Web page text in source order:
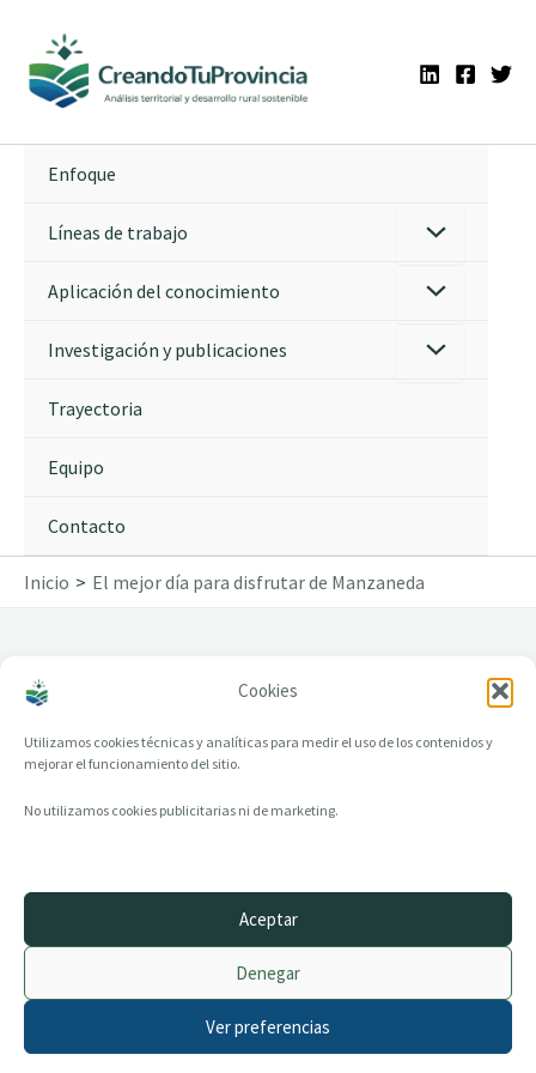
Cookies
Utilizamos cookies técnicas y analíticas para medir el uso de los contenidos y
mejorar el funcionamiento del sitio.
No utilizamos cookies publicitarias ni de marketing.
Aceptar
Denegar
Ver preferencias
contenido
Enfoque
Líneas de trabajo
Aplicación del conocimiento
Investigación y publicaciones
Trayectoria
Equipo
Contacto
Inicio El mejor día para disfrutar de Manzaneda
El mejor día para disfrutar de Manzaneda
© 2014–2026 creandotuprovincia.es · Todos los derechos reservados
Política de Cookies
Archivo histórico